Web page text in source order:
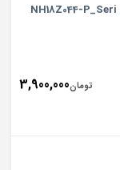
تومان3,900,000